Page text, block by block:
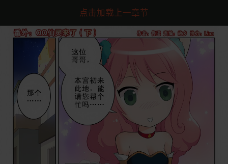
点击加载上一章节